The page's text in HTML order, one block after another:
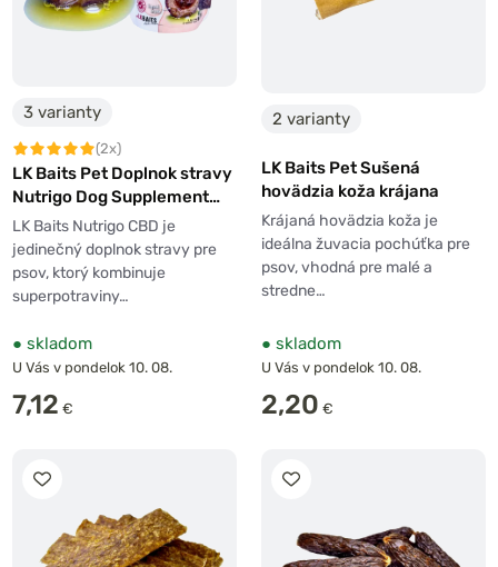
3 varianty
(2x)
LK Baits Pet Doplnok stravy
Nutrigo Dog Supplement
CBD Kanabidiol
LK Baits Nutrigo CBD je
jedinečný doplnok stravy pre
psov, ktorý kombinuje
superpotraviny…
● skladom
U Vás v pondelok 10. 08.
7,12 €
2 varianty
LK Baits Pet Sušená
hovädzia koža krájana
Krájaná hovädzia koža je
ideálna žuvacia pochúťka pre
psov, vhodná pre malé a
stredne…
● skladom
U Vás v pondelok 10. 08.
2,20 €